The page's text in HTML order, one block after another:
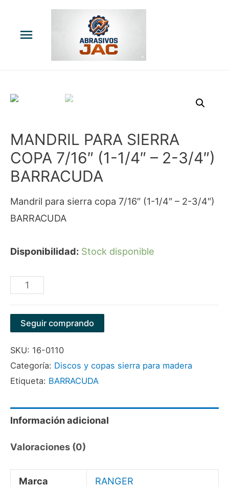
Menú
principal
MANDRIL PARA SIERRA
COPA 7/16″ (1-1/4″ – 2-3/4″)
BARRACUDA
Mandril para sierra copa 7/16″ (1-1/4″ – 2-3/4″)
BARRACUDA
Disponibilidad: Stock disponible
MANDRIL
SIERRA
COPA
7/16"
(1-
1/4"
2-
BARRACUDA
cantidad
Seguir comprando
SKU: 16-0110
Categoría: Discos y copas sierra para madera
Etiqueta: BARRACUDA
Información adicional
Valoraciones (0)
Marca RANGER